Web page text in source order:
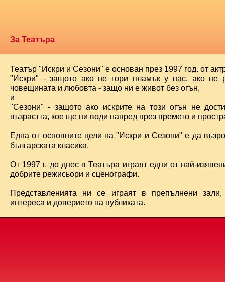
За Театъра
Театър "Искри и Сезони" е основан през 1997 год. от
"Искри" - защото ако не гори пламък у нас, ако не
човещината и любовта - защо ни е живот без огън,
и
"Сезони" - защото ако искрите на този огън не
възрастта, кое ще ни води напред през времето и
Една от основните цели на "Искри и Сезони" е да
българската класика.
От 1997 г. до днес в Театъра играят едни от най-
добрите режисьори и сценографи.
Представленията ни се играят в препълнени
интереса и доверието на публиката.